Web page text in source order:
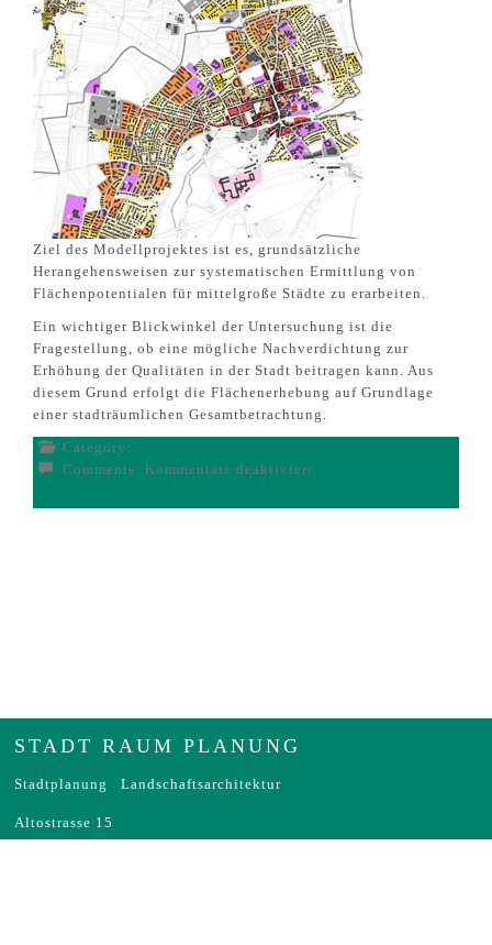
Ziel des Modellprojektes ist es, grundsätzliche
Herangehensweisen zur systematischen Ermittlung von
Flächenpotentialen für mittelgroße Städte zu erarbeiten.
Ein wichtiger Blickwinkel der Untersuchung ist die
Fragestellung, ob eine mögliche Nachverdichtung zur
Erhöhung der Qualitäten in der Stadt beitragen kann. Aus
diesem Grund erfolgt die Flächenerhebung auf Grundlage
einer stadträumlichen Gesamtbetrachtung.
Category:
Comments: Kommentare deaktiviert
Flächenmanagement
STADT RAUM PLANUNG
Stadtplanung Landschaftsarchitektur
Altostrasse 15
81245 München